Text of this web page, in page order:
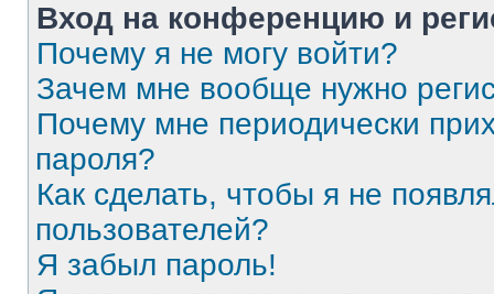
Вход на конференцию и
Почему я не могу войти?
Зачем мне вообще нужно
Почему мне периодически
пароля?
Как сделать, чтобы я не
пользователей?
Я забыл пароль!